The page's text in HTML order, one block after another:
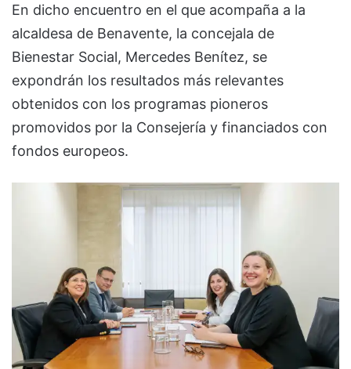
En dicho encuentro en el que acompaña a la
alcaldesa de Benavente, la concejala de
Bienestar Social, Mercedes Benítez, se
expondrán los resultados más relevantes
obtenidos con los programas pioneros
promovidos por la Consejería y financiados con
fondos europeos.